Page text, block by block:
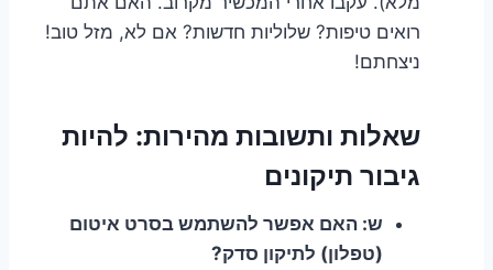
רואים טיפות? שלוליות חדשות? אם לא, מזל טוב!
ניצחתם!
שאלות ותשובות מהירות: להיות
גיבור תיקונים
ש: האם אפשר להשתמש בסרט איטום
(טפלון) לתיקון סדק?